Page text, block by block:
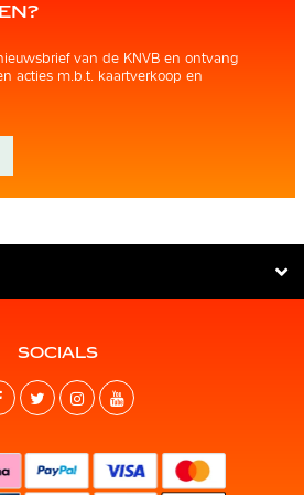
van de KNVB en ontvang
acties m.b.t. kaartverkoop en
SOCIALS